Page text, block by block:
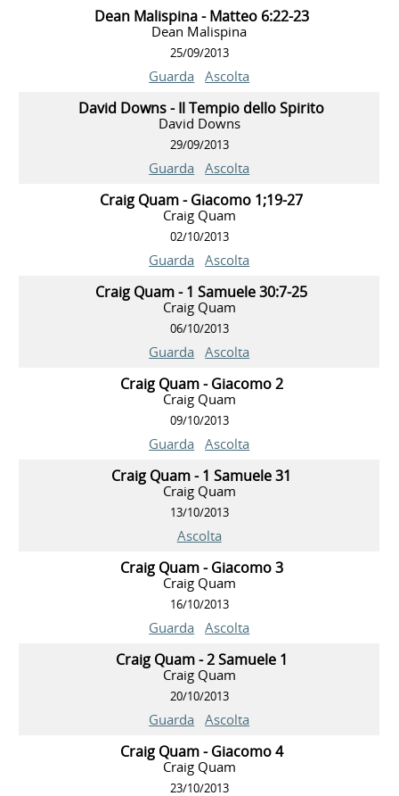
Dean Malispina - Matteo 6:22-23
Dean Malispina
25/09/2013
Guarda Ascolta
David Downs - Il Tempio dello Spirito
David Downs
29/09/2013
Guarda Ascolta
Craig Quam - Giacomo 1;19-27
Craig Quam
02/10/2013
Guarda Ascolta
Craig Quam - 1 Samuele 30:7-25
Craig Quam
06/10/2013
Guarda Ascolta
Craig Quam - Giacomo 2
Craig Quam
09/10/2013
Guarda Ascolta
Craig Quam - 1 Samuele 31
Craig Quam
13/10/2013
Ascolta
Craig Quam - Giacomo 3
Craig Quam
16/10/2013
Guarda Ascolta
Craig Quam - 2 Samuele 1
Craig Quam
20/10/2013
Guarda Ascolta
Craig Quam - Giacomo 4
Craig Quam
23/10/2013